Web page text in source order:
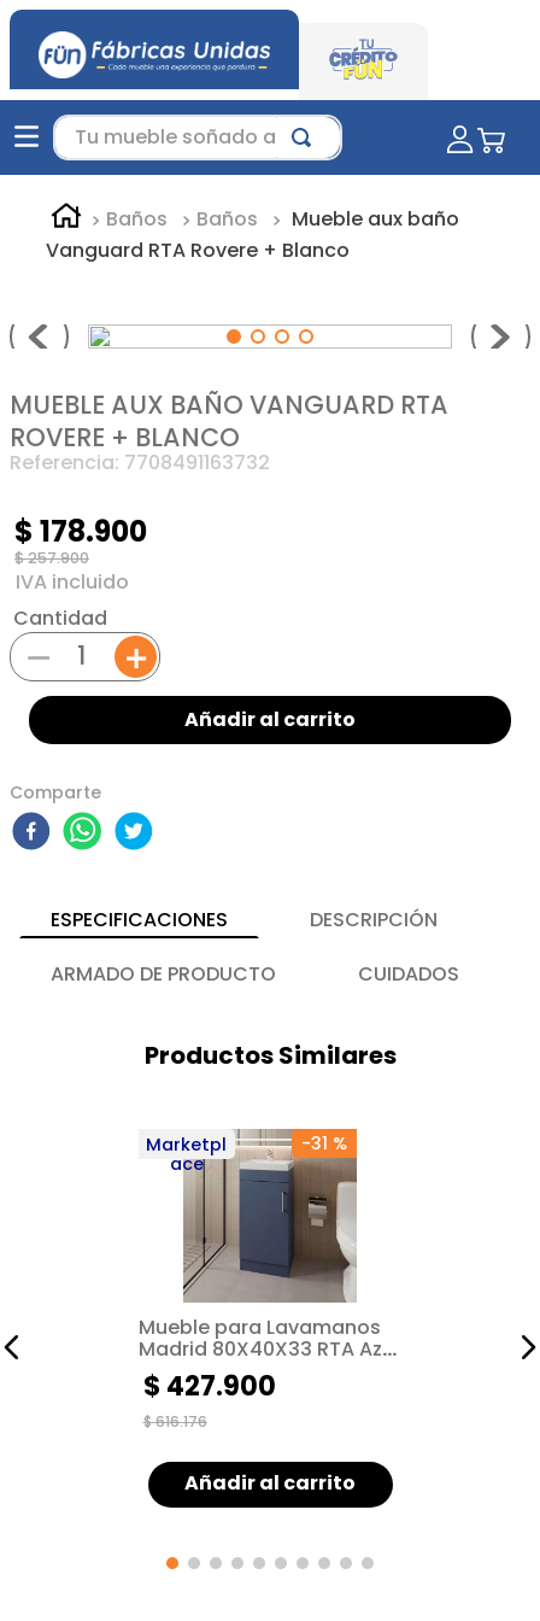
Tu mueble soñado aquí...
Baños Baños
Mueble aux baño
Vanguard RTA Rovere + Blanco
MUEBLE AUX BAÑO VANGUARD RTA
ROVERE + BLANCO
Referencia: 7708491163732
$257.900
$ 178.900
Cantidad
＋
－
Añadir al carrito
Comparte
ESPECIFICACIONES
DESCRIPCIÓN
ARMADO DE PRODUCTO
CUIDADOS
Productos Similares
Marketpl
ace
-31 %
Mueble para Lavamanos
Madrid 80X40X33 RTA Azul
ZF
$616.176
$ 427.900
Añadir al carrito